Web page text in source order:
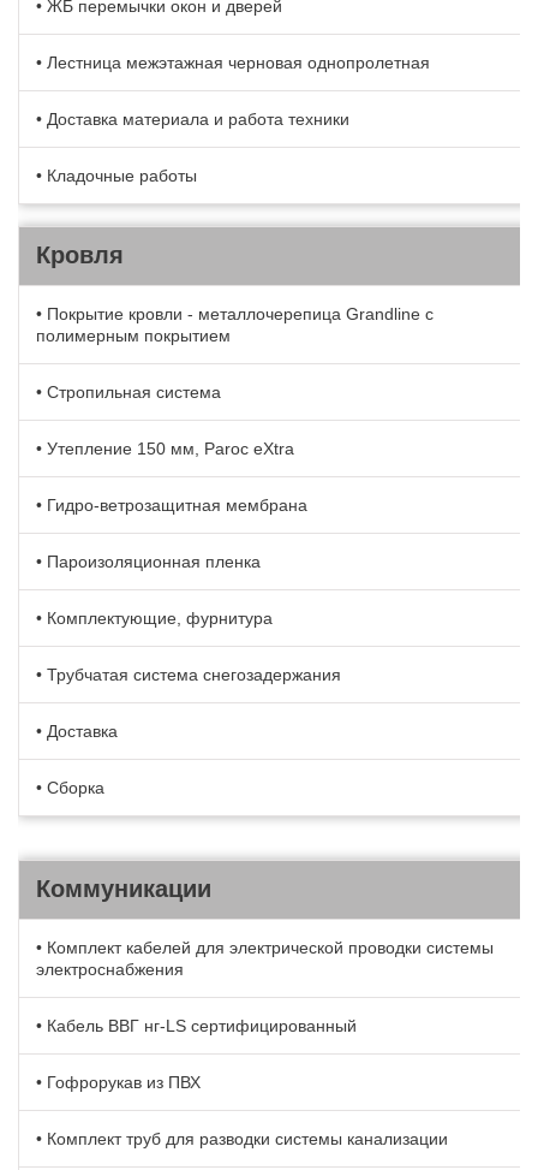
• ЖБ перемычки окон и дверей
• Лестница межэтажная черновая однопролетная
• Доставка материала и работа техники
• Кладочные работы
Кровля
• Покрытие кровли - металлочерепица Grandline с
полимерным покрытием
• Стропильная система
• Утепление 150 мм, Paroc eXtra
• Гидро-ветрозащитная мембрана
• Пароизоляционная пленка
• Комплектующие, фурнитура
• Трубчатая система снегозадержания
• Доставка
• Сборка
Коммуникации
• Комплект кабелей для электрической проводки системы
электроснабжения
• Кабель BBГ нг-LS сертифицированный
• Гофрорукав из ПВХ
• Комплект труб для разводки системы канализации